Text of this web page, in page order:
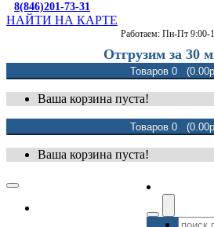
8(846)201-73-31
НАЙТИ НА КАРТЕ
Работаем: Пн-Пт 9:00-
Отгрузим за 30
Товаров 0
Ваша корзина пуста!
Товаров 0
Ваша корзина пуста!